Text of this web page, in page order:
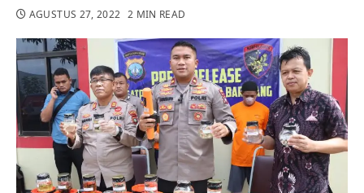
AGUSTUS 27, 2022 2 MIN READ